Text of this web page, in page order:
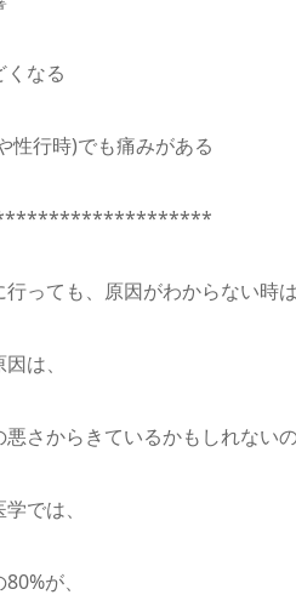
なる
行時)でも痛みがある
っても、原因がわからない時
は、
さからきているかもしれないの
では、
が、